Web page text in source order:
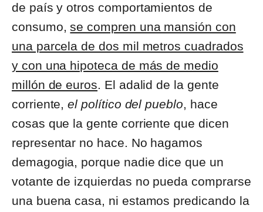
de país y otros comportamientos de
consumo,se compren una mansión con
una parcela de dos mil metros cuadrados
y con una hipoteca de más de medio
millón de euros. El adalid de la gente
corriente,el político del pueblo, hace
cosas que la gente corriente que dicen
representar no hace. No hagamos
demagogia, porque nadie dice que un
votante de izquierdas no pueda comprarse
una buena casa, ni estamos predicando la